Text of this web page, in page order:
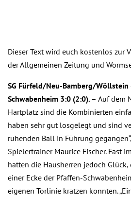
Dieser Text wird euch kostenlos zur
der Allgemeinen Zeitung und
SG Fürfeld/Neu-Bamberg/Wöllstein
Schwabenheim 3:0 (2:0). – Auf dem
Hartplatz sind die Kombinierten
haben sehr gut losgelegt und sind
ruhenden Ball in Führung
Spielertrainer Maurice Fischer. Fast
hatten die Hausherren jedoch Glück,
einer Ecke der Pfaffen-
eigenen Torlinie kratzen konnten.